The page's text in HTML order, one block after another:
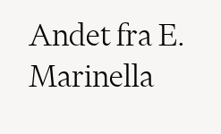
Andet fra E.
Marinella